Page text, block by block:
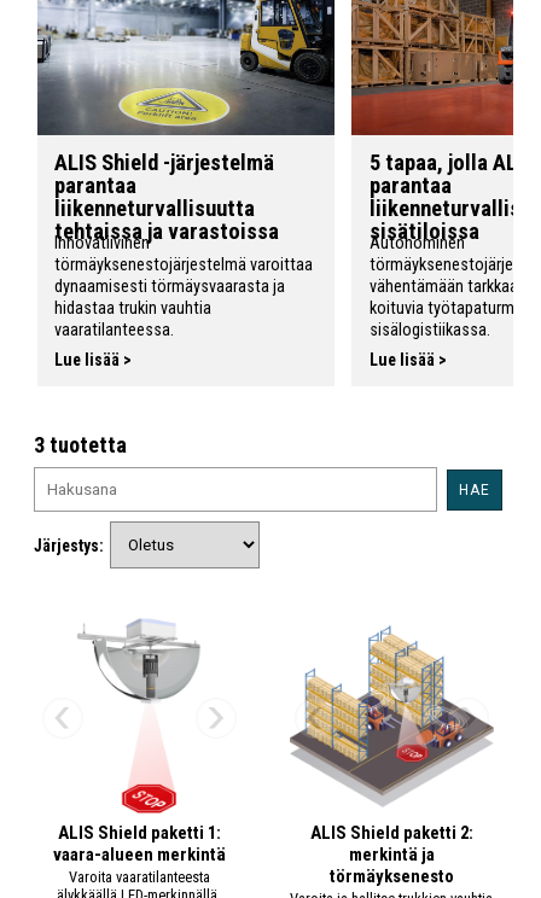
ALIS Shield -järjestelmä
parantaa
liikenneturvallisuutta
tehtaissa ja varastoissa
Innovatiivinen
törmäyksenestojärjestelmä varoittaa
dynaamisesti törmäysvaarasta ja
hidastaa trukin vauhtia
vaaratilanteessa.
Lue lisää >
5 tapaa, jolla ALIS
parantaa
sisätiloissa
Autonominen
vähentämään
koituvia työtapaturmia
sisälogistiikassa.
Lue lisää >
3 tuotetta
HAE
Järjestys:
ALIS Shield paketti 1:
vaara-alueen merkintä
Varoita vaaratilanteesta
ALIS Shield paketti 2:
merkintä ja
törmäyksenesto